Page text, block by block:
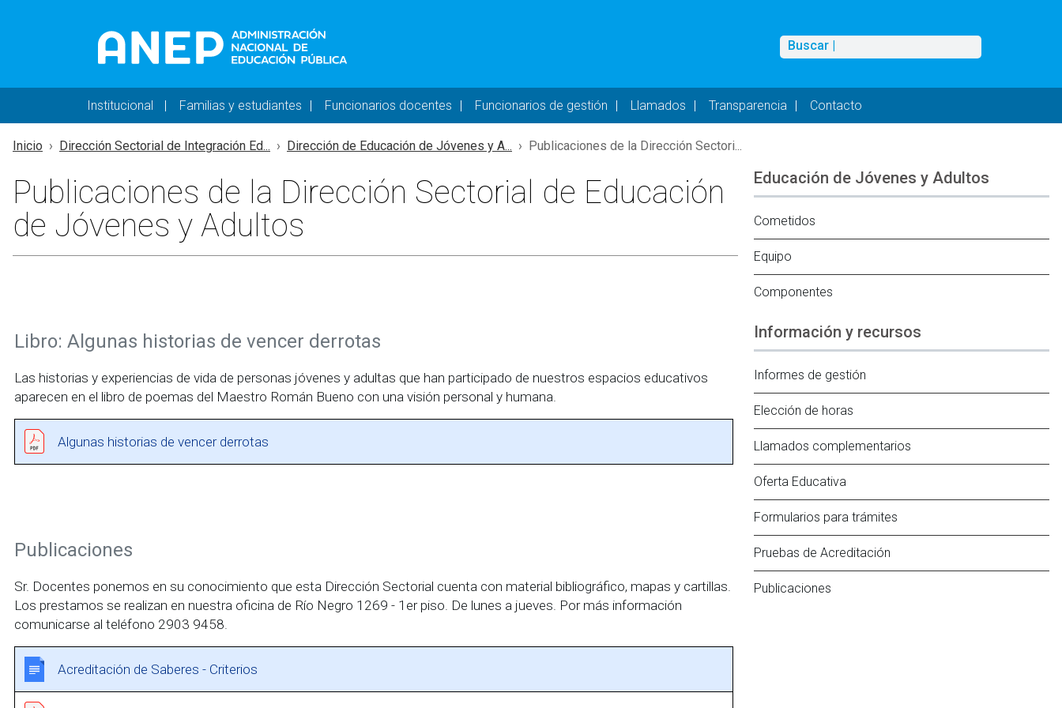
Buscar
Buscar |
Navegación principal - DESKTOP
Institucional Familias y estudiantes Funcionarios docentes Funcionarios de gestión Llamados Transparencia Contacto
Inicio Dirección Sectorial de Integración Ed... Dirección de Educación de Jóvenes y A... Publicaciones de la Dirección Sectori...
Publicaciones de la Dirección Sectorial de Educación
de Jóvenes y Adultos
Libro: Algunas historias de vencer derrotas
Las historias y experiencias de vida de personas jóvenes y adultas que han participado de nuestros espacios educativos
aparecen en el libro de poemas del Maestro Román Bueno con una visión personal y humana.
Algunas historias de vencer derrotas
Publicaciones
Sr. Docentes ponemos en su conocimiento que esta Dirección Sectorial cuenta con material bibliográfico, mapas y cartillas.
Los prestamos se realizan en nuestra oficina de Río Negro 1269 - 1er piso. De lunes a jueves. Por más información
comunicarse al teléfono 2903 9458.
Acreditación de Saberes - Criterios
Educación de Jóvenes y Adultos
Cometidos
Equipo
Componentes
Información y recursos
Informes de gestión
Elección de horas
Llamados complementarios
Oferta Educativa
Formularios para trámites
Pruebas de Acreditación
Publicaciones